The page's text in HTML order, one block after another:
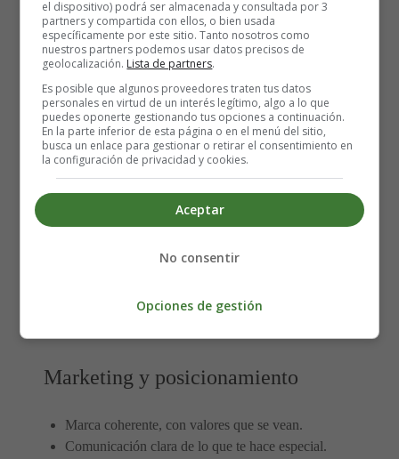
idioma si procede, cultura local, tiempos de entrega,
logística, costes fiscales/regionales.
Por ejemplo, en ciudades grandes puedes necesitar
presencia digital fuerte; en zonas rurales la logística
puede ser clave.
Innovación y adaptabilidad
herramientas online, automatización, ecommerce.
ejemplo sostenibilidad, economía circular, consumo
Marketing y posicionamiento
Marca coherente, con valores que se vean.
Comunicación clara de lo que te hace especial.
el dispositivo) podrá ser almacenada y consultada por 3
partners y compartida con ellos, o bien usada
específicamente por este sitio. Tanto nosotros como
nuestros partners podemos usar datos precisos de
geolocalización. Lista de partners.
Es posible que algunos proveedores traten tus datos
personales en virtud de un interés legítimo, algo a lo que
puedes oponerte gestionando tus opciones a continuación.
En la parte inferior de esta página o en el menú del sitio,
busca un enlace para gestionar o retirar el consentimiento en
la configuración de privacidad y cookies.
Aceptar
No consentir
Opciones de gestión